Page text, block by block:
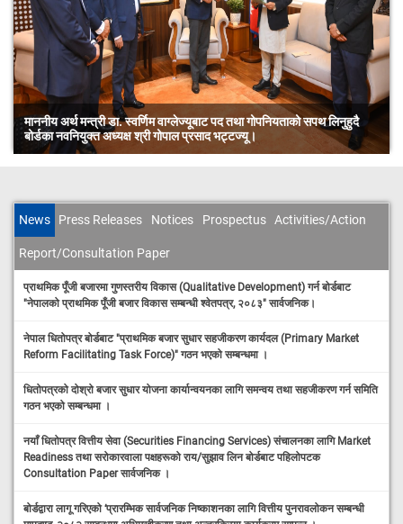
तथा गोपनियताको सपथ लिनुहुदै
भट्टज्यू।
Global Money Week-2022 को अवसरमा वित्तीय
कार्यक्रम आयोजना ।
News Press Releases Notices Prospectus Activities/Action
Report/Consultation Paper
प्राथमिक पूँजी बजारमा गुणस्तरीय विकास (Qualitative Development) गर्न बोर्डबाट
"नेपालको प्राथमिक पूँजी बजार विकास सम्बन्धी श्वेतपत्र, २०८३" सार्वजनिक।
नेपाल धितोपत्र बोर्डबाट "प्राथमिक बजार सुधार सहजीकरण कार्यदल (Primary Market
Reform Facilitating Task Force)" गठन भएको सम्बन्धमा ।
धितोपत्रको दोश्रो बजार सुधार योजना कार्यान्वयनका लागि समन्वय तथा सहजीकरण गर्न समिति
गठन भएको सम्बन्धमा ।
नयाँ धितोपत्र वित्तीय सेवा (Securities Financing Services) संचालनका लागि Market
Readiness तथा सरोकारवाला पक्षहरूको राय/सुझाव लिन बोर्डबाट पहिलोपटक
Consultation Paper सार्वजनिक ।
बोर्डद्वारा लागू गरिएको ‘प्रारम्भिक सार्वजनिक निष्काशनका लागि वित्तीय पुनरावलोकन सम्बन्धी